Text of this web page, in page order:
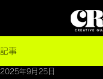
記事
2025年9月25日